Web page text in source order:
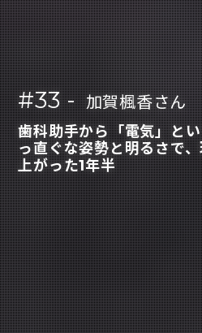
#33 -加賀楓香さん
歯科助手から「電気」と
っ直ぐな姿勢と明るさで
上がった1年半